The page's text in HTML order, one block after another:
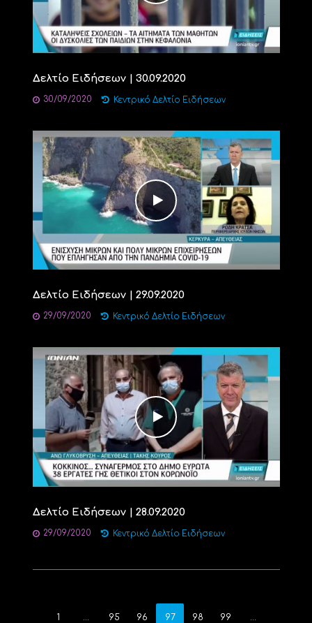
Δελτίο Ειδήσεων | 30.09.2020
30/09/2020 Κεντρικό Δελτίο Ειδήσεων
Δελτίο Ειδήσεων | 29.09.2020
29/09/2020 Κεντρικό Δελτίο Ειδήσεων
Δελτίο Ειδήσεων | 28.09.2020
29/09/2020 Κεντρικό Δελτίο Ειδήσεων
1 95 96 97 98 99